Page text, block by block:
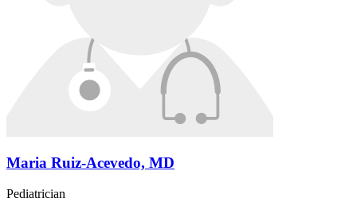
Maria Ruiz-Acevedo, MD
Pediatrician